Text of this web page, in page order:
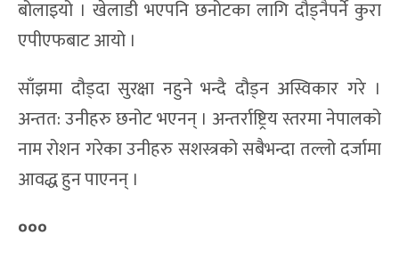
बोलाइयो । खेलाडी भएपनि छनोटका लागि दौड्नैपर्ने कुरा
एपीएफबाट आयो ।
साँझमा दौड्दा सुरक्षा नहुने भन्दै दौड्न अस्विकार गरे ।
अन्तत: उनीहरु छनोट भएनन् । अन्तर्राष्ट्रिय स्तरमा नेपालको
नाम रोशन गरेका उनीहरु सशस्त्रको सबैभन्दा तल्लो दर्जामा
आवद्ध हुन पाएनन् ।
०००